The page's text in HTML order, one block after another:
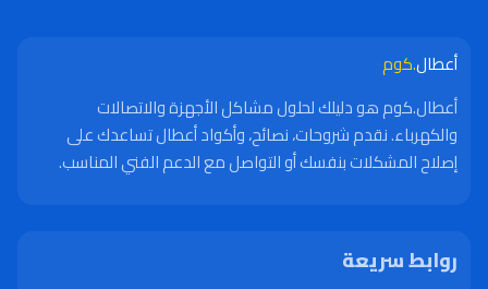
أعطال.كوم
أعطال.كوم هو دليلك لحلول مشاكل الأجهزة والاتصالات
والكهرباء. نقدم شروحات، نصائح، وأكواد أعطال تساعدك على
إصلاح المشكلات بنفسك أو التواصل مع الدعم الفني المناسب.
روابط سريعة